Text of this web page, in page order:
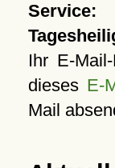
Service:
Ihr E-
dieses E-
Mail